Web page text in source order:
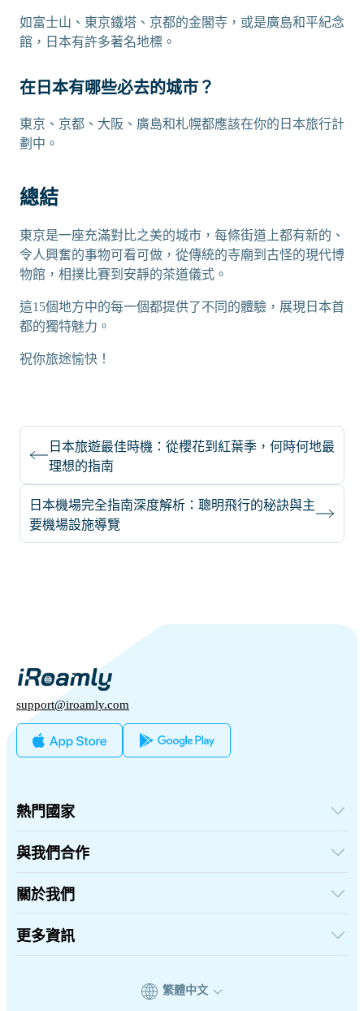
如富士山、東京鐵塔、京都的金閣寺，或是廣島和平紀念
館，日本有許多著名地標。
在日本有哪些必去的城市？
東京、京都、大阪、廣島和札幌都應該在你的日本旅行計
劃中。
總結
東京是一座充滿對比之美的城市，每條街道上都有新的、
令人興奮的事物可看可做，從傳統的寺廟到古怪的現代博
物館，相撲比賽到安靜的茶道儀式。
這15個地方中的每一個都提供了不同的體驗，展現日本首
都的獨特魅力。
祝你旅途愉快！
日本旅遊最佳時機：從櫻花到紅葉季，何時何地最
理想的指南
日本機場完全指南深度解析：聰明飛行的秘訣與主
要機場設施導覽
support@iroamly.com
熱門國家
美國
英國
土耳其
泰國
日本
義大利
印度
與我們合作
批發平台
推薦及賺取
聯盟計劃
關於我們
關於iRoamly
聯絡我們
更多資訊
支援中心
繁體中文